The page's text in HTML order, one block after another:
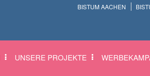
BISTUM AACHEN
UNSERE PROJEKTE